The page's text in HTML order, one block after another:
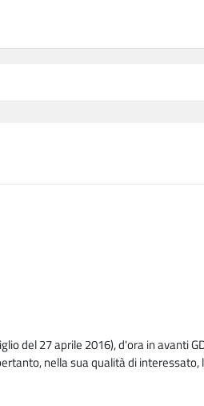
del 27 aprile 2016), d'ora in avanti
nella sua qualità di